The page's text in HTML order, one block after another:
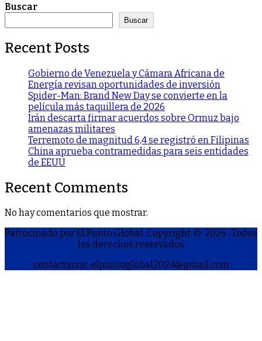
Buscar
Buscar
Recent Posts
Gobierno de Venezuela y Cámara Africana de
Energía revisan oportunidades de inversión
Spider-Man: Brand New Day se convierte en la
película más taquillera de 2026
Irán descarta firmar acuerdos sobre Ormuz bajo
amenazas militares
Terremoto de magnitud 6,4 se registró en Filipinas
China aprueba contramedidas para seis entidades
de EEUU
Recent Comments
No hay comentarios que mostrar.
Patrocinado por El Punto Global. Copyright © 2026 . Todos
los derechos reservados
contactanos: elpuntoglobal2024@gmail.com